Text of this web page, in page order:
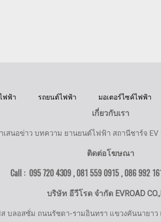
ฟฟ้า รถยนต์ไฟฟ้า มอเตอร์ไซค์ไฟฟ้า
เกี่ยวกับเรา
ำเสนอข่าว บทความ ยานยนต์ไฟฟ้า สถานีชาร์จ
ติดต่อโฆษณา
Call : 095 720 4309 , 081 559 0915 , 086 992
บริษัท อีวีโรด จำกัด EVROAD
ส บลอสซั่ม ถนนรัชดา-รามอินทรา แขวงคันนายาว